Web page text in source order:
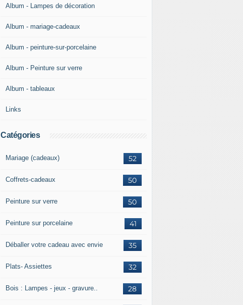
Album - Lampes de décoration
Album - mariage-cadeaux
Album - peinture-sur-porcelaine
Album - Peinture sur verre
Album - tableaux
Links
Catégories
52
Mariage (cadeaux)
50
Coffrets-cadeaux
50
Peinture sur verre
41
Peinture sur porcelaine
35
Déballer votre cadeau avec envie
32
Plats- Assiettes
28
Bois : Lampes - jeux - gravure..